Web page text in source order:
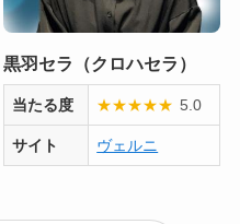
黒羽セラ（クロハセラ）
当たる度 ★★★★★ 5.0
サイト ヴェルニ